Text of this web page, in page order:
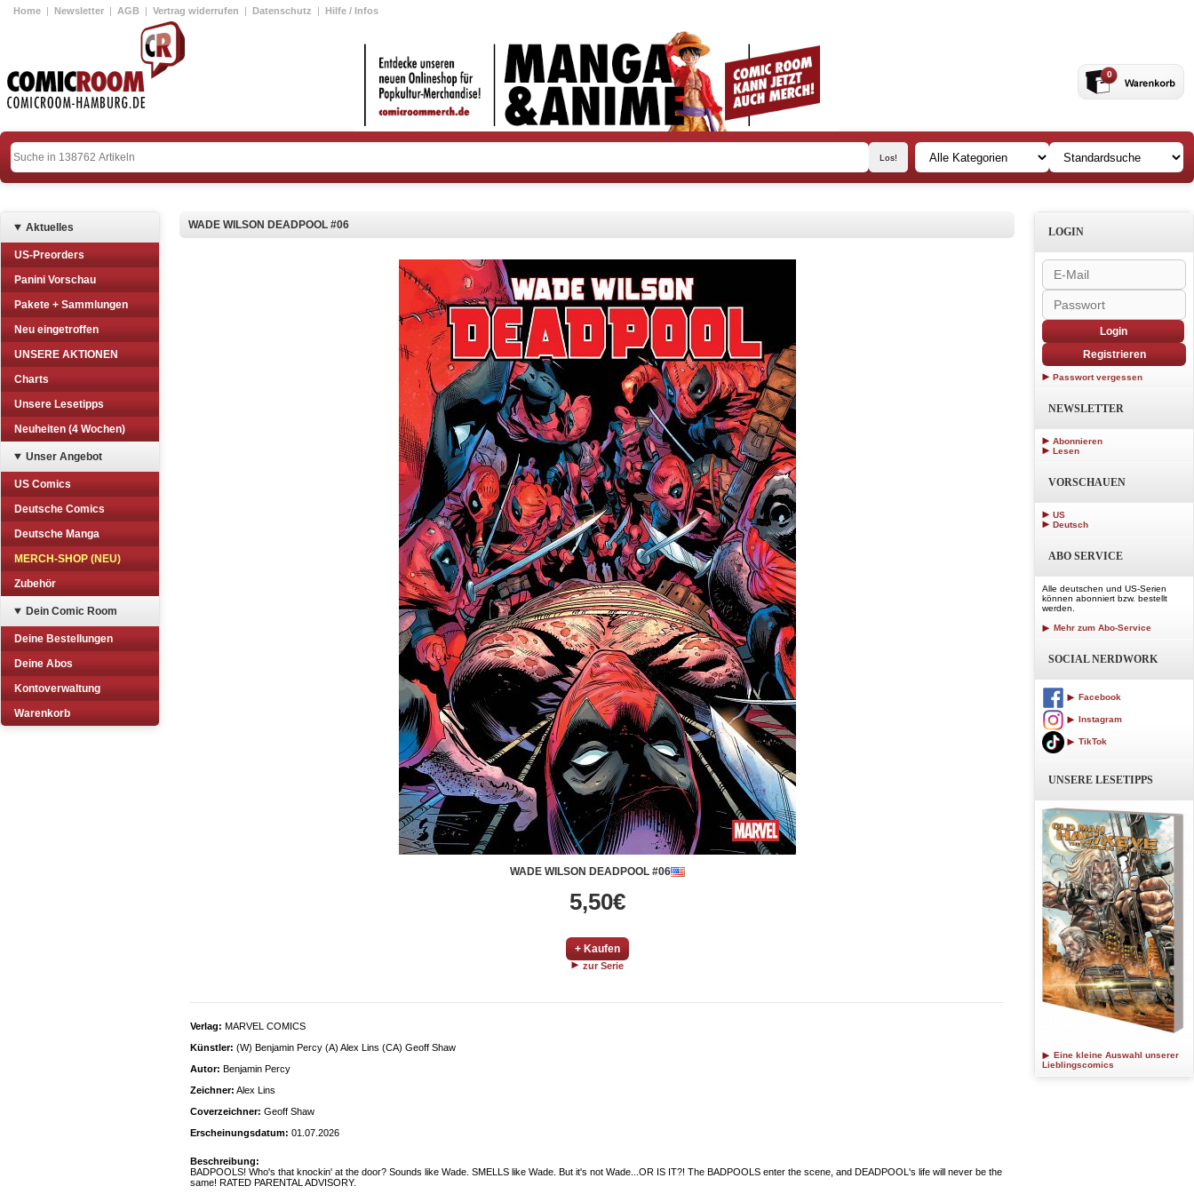
Home | Newsletter | AGB | Vertrag widerrufen | Datenschutz | Hilfe / Infos
0
Aktuelles
US-Preorders
Panini Vorschau
Pakete + Sammlungen
Neu eingetroffen
UNSERE AKTIONEN
Charts
Unsere Lesetipps
Neuheiten (4 Wochen)
Unser Angebot
US Comics
Deutsche Comics
Deutsche Manga
MERCH-SHOP (NEU)
Zubehör
Dein Comic Room
Deine Bestellungen
Deine Abos
Kontoverwaltung
Warenkorb
WADE WILSON DEADPOOL #06
WADE WILSON DEADPOOL #06
5,50€
+ Kaufen
zur Serie
Verlag: MARVEL COMICS
Künstler: (W) Benjamin Percy (A) Alex Lins (CA) Geoff Shaw
Autor: Benjamin Percy
Zeichner: Alex Lins
Coverzeichner: Geoff Shaw
Erscheinungsdatum: 01.07.2026
Beschreibung:
BADPOOLS! Who's that knockin' at the door? Sounds like Wade. SMELLS like Wade. But it's not Wade...OR IS IT?! The BADPOOLS enter the scene, and DEADPOOL's life will never be the
same! RATED PARENTAL ADVISORY.
LOGIN
Login
Registrieren
Passwort vergessen
NEWSLETTER
Abonnieren
Lesen
VORSCHAUEN
US
Deutsch
ABO SERVICE
Alle deutschen und US-Serien
können abonniert bzw. bestellt
werden.
Mehr zum Abo-Service
SOCIAL NERDWORK
Facebook
Instagram
TikTok
UNSERE LESETIPPS
Eine kleine Auswahl unserer
Lieblingscomics